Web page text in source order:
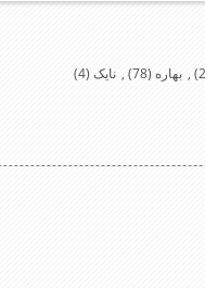
, بهاره (78)
, نایک (4)